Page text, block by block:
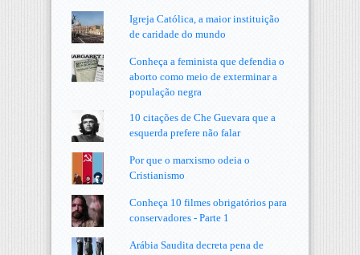
Igreja Católica, a maior instituição
de caridade do mundo
Conheça a feminista que defendia o
aborto como meio de exterminar a
população negra
10 citações de Che Guevara que a
esquerda prefere não falar
Por que o marxismo odeia o
Cristianismo
Conheça 10 filmes obrigatórios para
conservadores - Parte 1
Arábia Saudita decreta pena de